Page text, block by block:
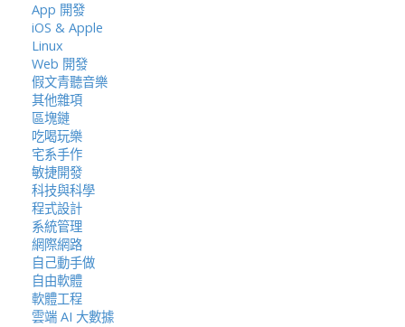
App 開發
iOS & Apple
Linux
Web 開發
假文青聽音樂
其他雜項
區塊鏈
吃喝玩樂
宅系手作
敏捷開發
科技與科學
程式設計
系統管理
網際網路
自己動手做
自由軟體
軟體工程
雲端 AI 大數據